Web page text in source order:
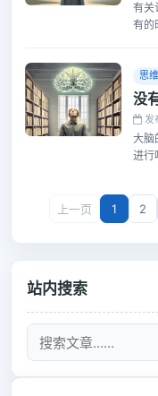
有关
有的
就
一念
思
发
大脑
进行
上一页 1 2
站内搜索